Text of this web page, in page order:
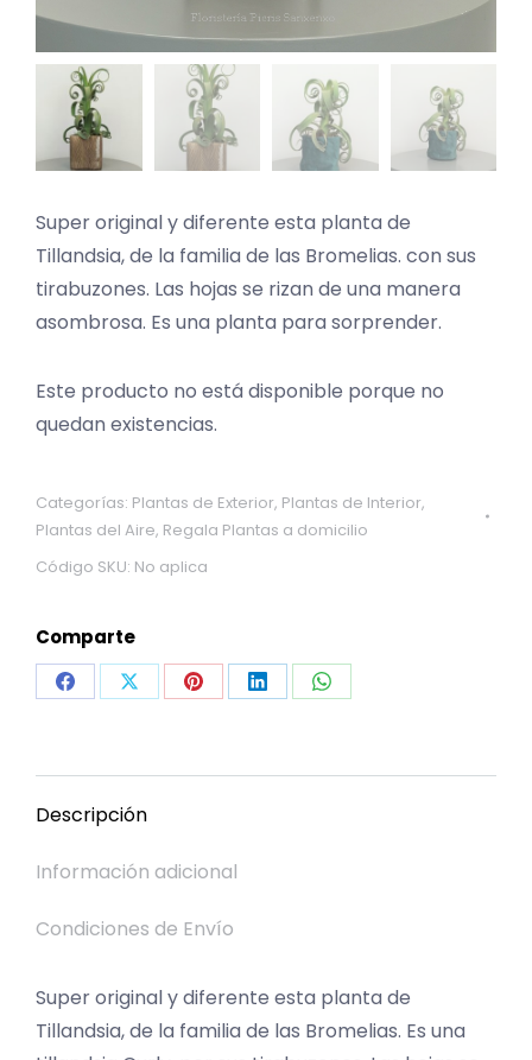
Super original y diferente esta planta de
Tillandsia, de la familia de las Bromelias. con sus
tirabuzones. Las hojas se rizan de una manera
asombrosa. Es una planta para sorprender.
Este producto no está disponible porque no
quedan existencias.
Categorías: Plantas de Exterior, Plantas de Interior,
Plantas del Aire, Regala Plantas a domicilio
Código SKU: No aplica
Comparte
Share Share Share Share Share
Descripción
Información adicional
Condiciones de Envío
Super original y diferente esta planta de
Tillandsia, de la familia de las Bromelias. Es una